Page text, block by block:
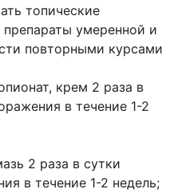
топические
умеренной и
повторными курсами
крем 2 раза в
в течение 1-2
2 раза в сутки
в течение 1-2 недель;